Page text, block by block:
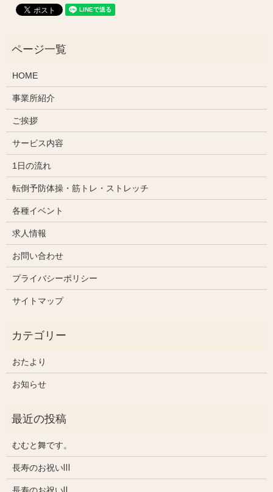
HOME
事業所紹介
ご挨拶
サービス内容
1日の流れ
転倒予防体操・筋トレ・ストレッチ
各種イベント
求人情報
お問い合わせ
プライバシーポリシー
サイトマップ
おたより
お知らせ
むむと舞です。
長寿のお祝いⅢ